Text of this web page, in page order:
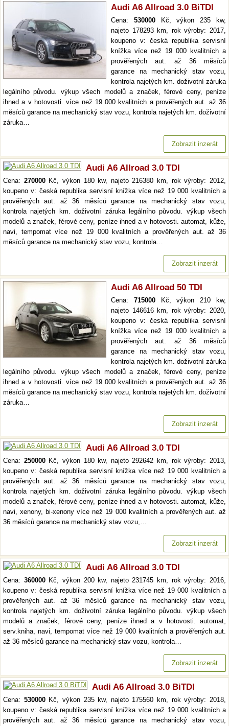
Audi A6 Allroad 3.0 BiTDI
Cena: 530000Kč, výkon 235 kw,
najeto 178293 km, rok výroby: 2017,
koupeno v: česká republika servisní
knížka více než 19 000 kvalitních a
prověřených aut. až 36 měsíců
garance na mechanický stav vozu,
kontrola najetých km. doživotní záruka
legálního původu. výkup všech modelů a značek, férové ceny, peníze
ihned a v hotovosti. více než 19 000 kvalitních a prověřených aut. až 36
měsíců garance na mechanický stav vozu, kontrola najetých km. doživotní
záruka…
Zobrazit inzerát
Audi A6 Allroad 3.0 TDI
Cena: 270000Kč, výkon 180 kw, najeto 216380 km, rok výroby: 2012,
koupeno v: česká republika servisní knížka více než 19 000 kvalitních a
prověřených aut. až 36 měsíců garance na mechanický stav vozu,
kontrola najetých km. doživotní záruka legálního původu. výkup všech
modelů a značek, férové ceny, peníze ihned a v hotovosti. automat, kůže,
navi, tempomat více než 19 000 kvalitních a prověřených aut. až 36
měsíců garance na mechanický stav vozu, kontrola…
Zobrazit inzerát
Audi A6 Allroad 50 TDI
Cena: 715000Kč, výkon 210 kw,
najeto 146616 km, rok výroby: 2020,
koupeno v: česká republika servisní
knížka více než 19 000 kvalitních a
prověřených aut. až 36 měsíců
garance na mechanický stav vozu,
kontrola najetých km. doživotní záruka
legálního původu. výkup všech modelů a značek, férové ceny, peníze
ihned a v hotovosti. více než 19 000 kvalitních a prověřených aut. až 36
měsíců garance na mechanický stav vozu, kontrola najetých km. doživotní
záruka…
Zobrazit inzerát
Audi A6 Allroad 3.0 TDI
Cena: 250000Kč, výkon 180 kw, najeto 292642 km, rok výroby: 2013,
koupeno v: česká republika servisní knížka více než 19 000 kvalitních a
prověřených aut. až 36 měsíců garance na mechanický stav vozu,
kontrola najetých km. doživotní záruka legálního původu. výkup všech
modelů a značek, férové ceny, peníze ihned a v hotovosti. automat, kůže,
navi, xenony, bi-xenony více než 19 000 kvalitních a prověřených aut. až
36 měsíců garance na mechanický stav vozu,…
Zobrazit inzerát
Audi A6 Allroad 3.0 TDI
Cena: 360000Kč, výkon 200 kw, najeto 231745 km, rok výroby: 2016,
koupeno v: česká republika servisní knížka více než 19 000 kvalitních a
prověřených aut. až 36 měsíců garance na mechanický stav vozu,
kontrola najetých km. doživotní záruka legálního původu. výkup všech
modelů a značek, férové ceny, peníze ihned a v hotovosti. automat,
serv.kniha, navi, tempomat více než 19 000 kvalitních a prověřených aut.
až 36 měsíců garance na mechanický stav vozu, kontrola…
Zobrazit inzerát
Audi A6 Allroad 3.0 BiTDI
Cena: 530000Kč, výkon 235 kw, najeto 175560 km, rok výroby: 2018,
koupeno v: česká republika servisní knížka více než 19 000 kvalitních a
prověřených aut. až 36 měsíců garance na mechanický stav vozu,